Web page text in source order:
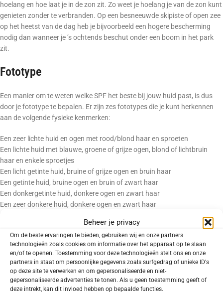
Beheer je privacy
Om de beste ervaringen te bieden, gebruiken wij en onze partners
technologieën zoals cookies om informatie over het apparaat op te slaan
en/of te openen. Toestemming voor deze technologieën stelt ons en onze
partners in staat om persoonlijke gegevens zoals surfgedrag of unieke ID's
op deze site te verwerken en om gepersonaliseerde en niet-
gepersonaliseerde advertenties te tonen. Als u geen toestemming geeft of
deze intrekt, kan dit invloed hebben op bepaalde functies.
hoelang en hoe laat je in de zon zit. Zo weet je hoelang je van de zon kunt
genieten zonder te verbranden. Op een besneeuwde skipiste of open zee
op het heetst van de dag heb je bijvoorbeeld een hogere bescherming
nodig dan wanneer je ’s ochtends beschut onder een boom in het park
zit.
Fototype
Een manier om te weten welke SPF het beste bij jouw huid past, is dus
door je fototype te bepalen. Er zijn zes fototypes die je kunt herkennen
aan de volgende fysieke kenmerken:
Een zeer lichte huid en ogen met rood/blond haar en sproeten
Een lichte huid met blauwe, groene of grijze ogen, blond of lichtbruin
haar en enkele sproetjes
Een licht getinte huid, bruine of grijze ogen en bruin haar
Een getinte huid, bruine ogen en bruin of zwart haar
Een donkergetinte huid, donkere ogen en zwart haar
Een zeer donkere huid, donkere ogen en zwart haar
SPF zegt iets over de duur van de zonbescherming. Een hoge
beschermingsfactor (30-50) beschermt langer tegen uv-straling dan een
lagere factor. Hoe lichter je huid, haar en ogen, hoe hoger de SPF die je
nodig hebt. Waar een zeer donkere huid prima een SPF van 6-10 kan
gebruiken bij een lage zonkracht, heeft de meest lichte huid eigenlijk altijd